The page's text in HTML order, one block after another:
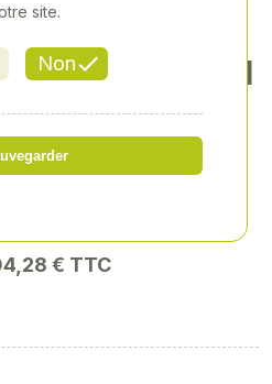
Ø42 LG 1
LON
: AGR-215437
€ TTC
Non
site.